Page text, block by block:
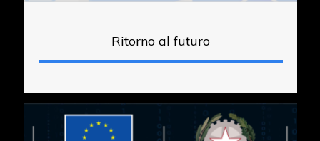
Ritorno al futuro